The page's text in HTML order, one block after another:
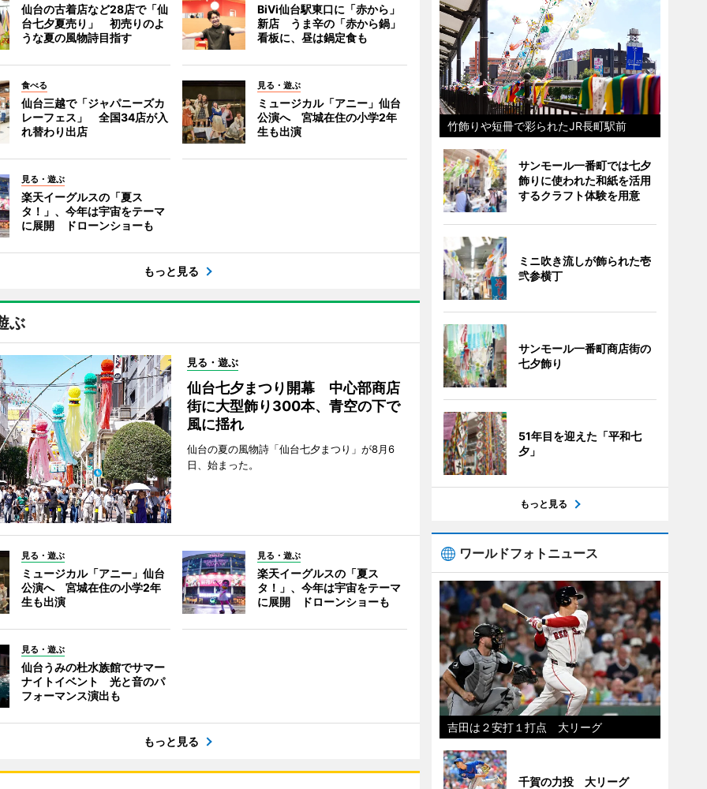
仙台の古着店など28店で「仙
台七夕夏売り」 初売りのよ
うな夏の風物詩目指す
BiVi仙台駅東口に「赤から」
新店 うま辛の「赤から鍋」
看板に、昼は鍋定食も
食べる
仙台三越で「ジャパニーズカ
レーフェス」 全国34店が入
れ替わり出店
見る・遊ぶ
ミュージカル「アニー」仙台
公演へ 宮城在住の小学2年
生も出演
見る・遊ぶ
楽天イーグルスの「夏ス
タ！」、今年は宇宙をテーマ
に展開 ドローンショーも
もっと見る
ぶ
見る・遊ぶ
仙台七夕まつり開幕 中心部商店
街に大型飾り300本、青空の下で
風に揺れ
仙台の夏の風物詩「仙台七夕まつり」が8月6
日、始まった。
見る・遊ぶ
ミュージカル「アニー」仙台
公演へ 宮城在住の小学2年
生も出演
見る・遊ぶ
楽天イーグルスの「夏ス
タ！」、今年は宇宙をテーマ
に展開 ドローンショーも
見る・遊ぶ
仙台うみの杜水族館でサマー
ナイトイベント 光と音のパ
フォーマンス演出も
もっと見る
竹飾りや短冊で彩られたJR長町駅前
サンモール一番町では七夕
飾りに使われた和紙を活用
するクラフト体験を用意
ミニ吹き流しが飾られた壱
弐参横丁
サンモール一番町商店街の
七夕飾り
51年目を迎えた「平和七
夕」
もっと見る
ワールドフォトニュース
吉田は２安打１打点 大リーグ
千賀の力投 大リーグ